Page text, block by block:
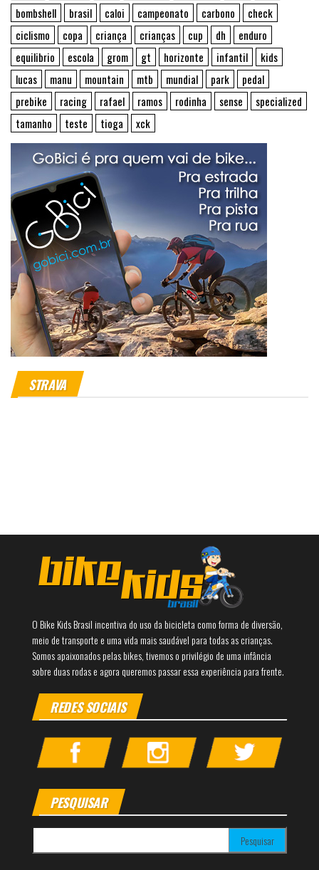
bombshell
brasil caloi campeonato carbono
check
ciclismo
copa criança crianças cup dh
enduro
equilibrio
escola grom gt horizonte infantil
kids
lucas
manu mountain mtb mundial park
pedal
prebike
racing rafael ramos rodinha sense
specialized
tamanho
teste tioga xck
STRAVA
O Bike Kids Brasil incentiva do uso da bicicleta como forma de diversão,
meio de transporte e uma vida mais saudável para todas as crianças.
Somos apaixonados pelas bikes, tivemos o privilégio de uma infância
sobre duas rodas e agora queremos passar essa experiência para frente.
REDES SOCIAIS
PESQUISAR